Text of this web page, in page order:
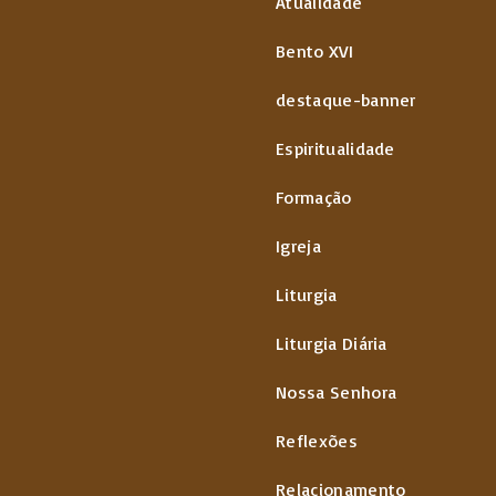
Bento XVI
destaque-banner
Espiritualidade
Formação
Igreja
Liturgia
Liturgia Diária
Nossa Senhora
Reflexões
Relacionamento